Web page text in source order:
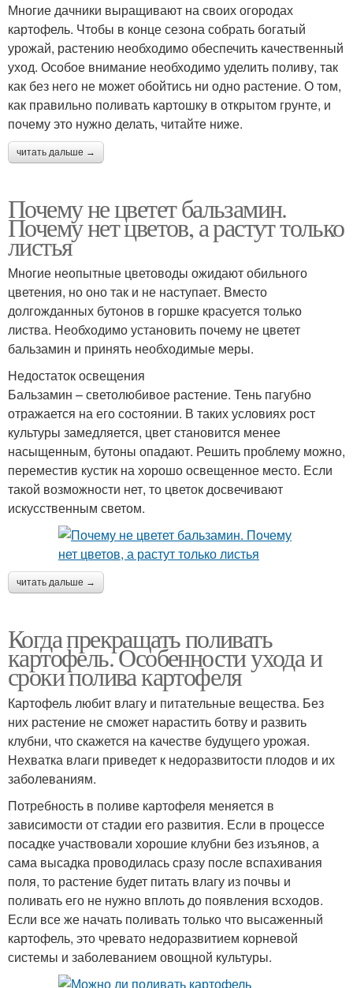
Многие дачники выращивают на своих огородах
картофель. Чтобы в конце сезона собрать богатый
урожай, растению необходимо обеспечить качественный
уход. Особое внимание необходимо уделить поливу, так
как без него не может обойтись ни одно растение. О том,
как правильно поливать картошку в открытом грунте, и
почему это нужно делать, читайте ниже.
читать дальше →
Почему не цветет бальзамин.
Почему нет цветов, а растут только
листья
Многие неопытные цветоводы ожидают обильного
цветения, но оно так и не наступает. Вместо
долгожданных бутонов в горшке красуется только
листва. Необходимо установить почему не цветет
бальзамин и принять необходимые меры.
Недостаток освещения
Бальзамин – светолюбивое растение. Тень пагубно
отражается на его состоянии. В таких условиях рост
культуры замедляется, цвет становится менее
насыщенным, бутоны опадают. Решить проблему можно,
переместив кустик на хорошо освещенное место. Если
такой возможности нет, то цветок досвечивают
искусственным светом.
читать дальше →
Когда прекращать поливать
картофель. Особенности ухода и
сроки полива картофеля
Картофель любит влагу и питательные вещества. Без
них растение не сможет нарастить ботву и развить
клубни, что скажется на качестве будущего урожая.
Нехватка влаги приведет к недоразвитости плодов и их
заболеваниям.
Потребность в поливе картофеля меняется в
зависимости от стадии его развития. Если в процессе
посадке участвовали хорошие клубни без изъянов, а
сама высадка проводилась сразу после вспахивания
поля, то растение будет питать влагу из почвы и
поливать его не нужно вплоть до появления всходов.
Если все же начать поливать только что высаженный
картофель, это чревато недоразвитием корневой
системы и заболеванием овощной культуры.